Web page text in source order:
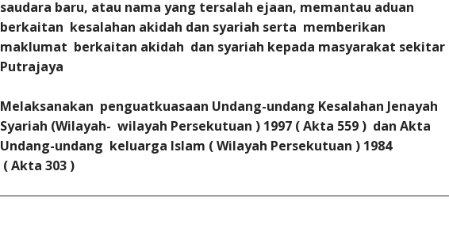
saudara baru, atau nama yang tersalah ejaan, memantau aduan
berkaitan kesalahan akidah dan syariah serta memberikan
maklumat berkaitan akidah dan syariah kepada masyarakat sekitar
Putrajaya
Melaksanakan penguatkuasaan Undang-undang Kesalahan Jenayah
Syariah (Wilayah- wilayah Persekutuan ) 1997 ( Akta 559 ) dan Akta
Undang-undang keluarga Islam ( Wilayah Persekutuan ) 1984
( Akta 303 )